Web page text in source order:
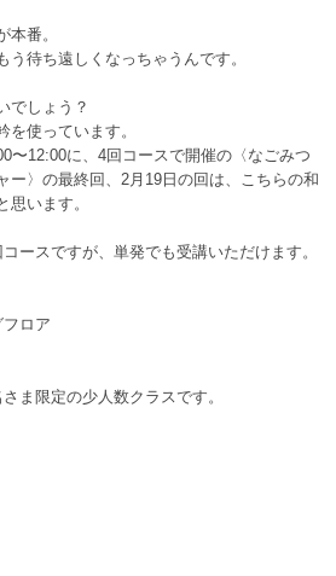
本番。
待ち遠しくなっちゃうんです。
でしょう？
使っています。
〜12:00に、4回コースで開催の〈なごみつ
ー〉の最終回、2月19日の回は、こちらの和
思います。
ースですが、単発でも受講いただけます。
ロア
ま限定の少人数クラスです。